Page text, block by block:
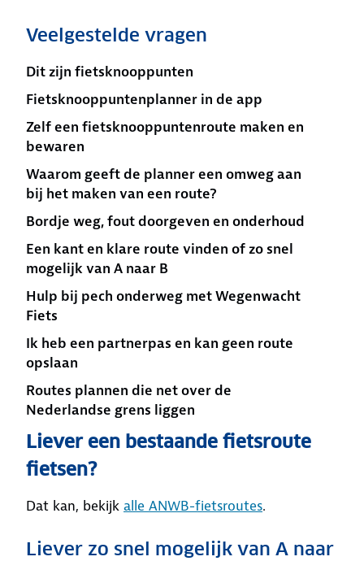
Veelgestelde vragen
Dit zijn fietsknooppunten
Fietsknooppuntenplanner in de app
Zelf een fietsknooppuntenroute maken en
bewaren
Waarom geeft de planner een omweg aan
bij het maken van een route?
Bordje weg, fout doorgeven en onderhoud
Een kant en klare route vinden of zo snel
mogelijk van A naar B
Hulp bij pech onderweg met Wegenwacht
Fiets
Ik heb een partnerpas en kan geen route
opslaan
Routes plannen die net over de
Nederlandse grens liggen
Liever een bestaande fietsroute
fietsen?
Dat kan, bekijk alle ANWB-fietsroutes.
Liever zo snel mogelijk van A naar